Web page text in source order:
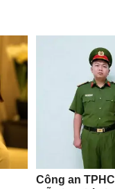
Công an